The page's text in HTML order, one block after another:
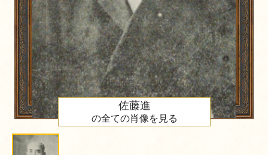
佐藤進
の全ての肖像を見る